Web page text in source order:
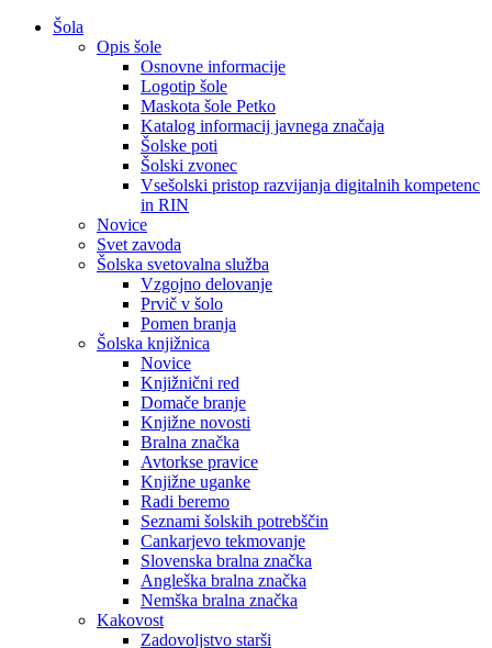
Šola
Opis šole
Osnovne informacije
Logotip šole
Maskota šole Petko
Katalog informacij javnega značaja
Šolske poti
Šolski zvonec
Vsešolski pristop razvijanja digitalnih kompetenc
in RIN
Novice
Svet zavoda
Šolska svetovalna služba
Vzgojno delovanje
Prvič v šolo
Pomen branja
Šolska knjižnica
Novice
Knjižnični red
Domače branje
Knjižne novosti
Bralna značka
Avtorkse pravice
Knjižne uganke
Radi beremo
Seznami šolskih potrebščin
Cankarjevo tekmovanje
Slovenska bralna značka
Angleška bralna značka
Nemška bralna značka
Kakovost
Zadovoljstvo starši